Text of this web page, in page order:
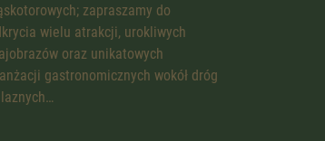
zapraszamy do
wielu atrakcji, urokliwych
oraz unikatowych
gastronomicznych wokół dróg